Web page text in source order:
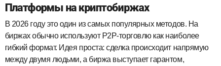
Платформы на криптобиржах
В 2026 году это один из самых популярных методов. На
биржах обычно используют P2P‑торговлю как наиболее
гибкий формат. Идея проста: сделка происходит напрямую
между двумя людьми, а биржа выступает гарантом,